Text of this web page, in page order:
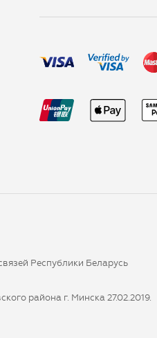
Республики Беларусь
района г. Минска 27.02.2019.